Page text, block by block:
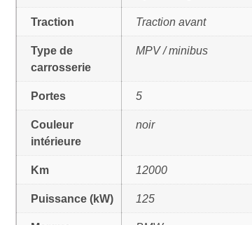
Traction Traction avant
Type de
carrosserie
MPV / minibus
Portes 5
Couleur
intérieure
noir
Km 12000
Puissance (kW) 125